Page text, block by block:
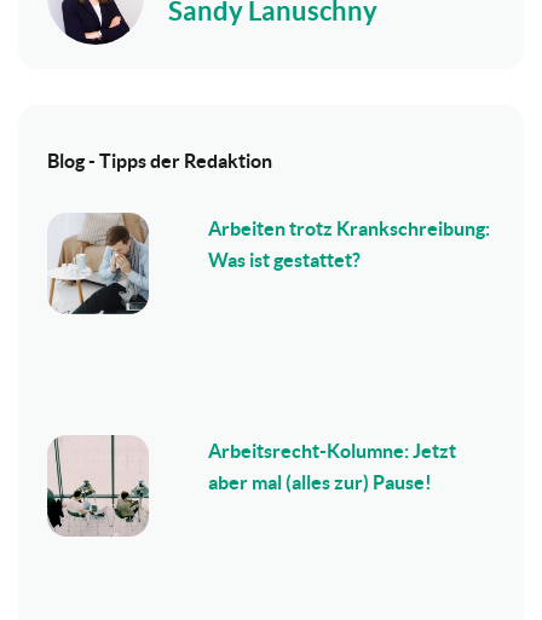
Sandy Lanuschny
Blog - Tipps der Redaktion
Arbeiten trotz Krankschreibung:
Was ist gestattet?
Arbeitsrecht-Kolumne: Jetzt
aber mal (alles zur) Pause!